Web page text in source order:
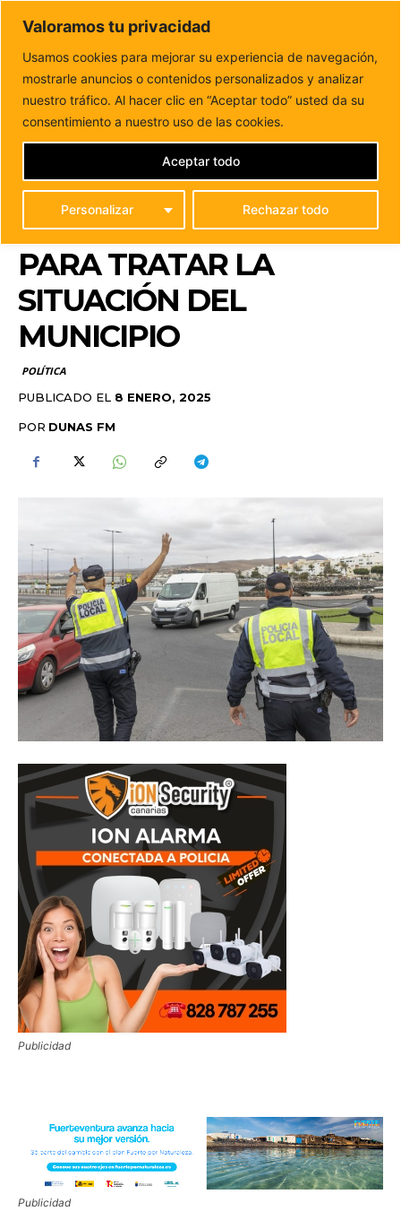
Valoramos tu privacidad
Usamos cookies para mejorar su experiencia de navegación,
mostrarle anuncios o contenidos personalizados y analizar
nuestro tráfico. Al hacer clic en “Aceptar todo” usted da su
consentimiento a nuestro uso de las cookies.
Personalizar Rechazar todo
Aceptar todo
DUNAS FM
Tu informacion de forma cercana
Inicio POLÍTICA
El Grupo del Partido Popular de Puerto
del Rosario se reúne con...
EL GRUPO DEL PARTIDO
POPULAR DE PUERTO
DEL ROSARIO SE REÚNE
CON LA POLICÍA LOCAL
PARA TRATAR LA
SITUACIÓN DEL
MUNICIPIO
POLÍTICA
PUBLICADO EL 8 ENERO, 2025
POR DUNAS FM
Publicidad
Publicidad